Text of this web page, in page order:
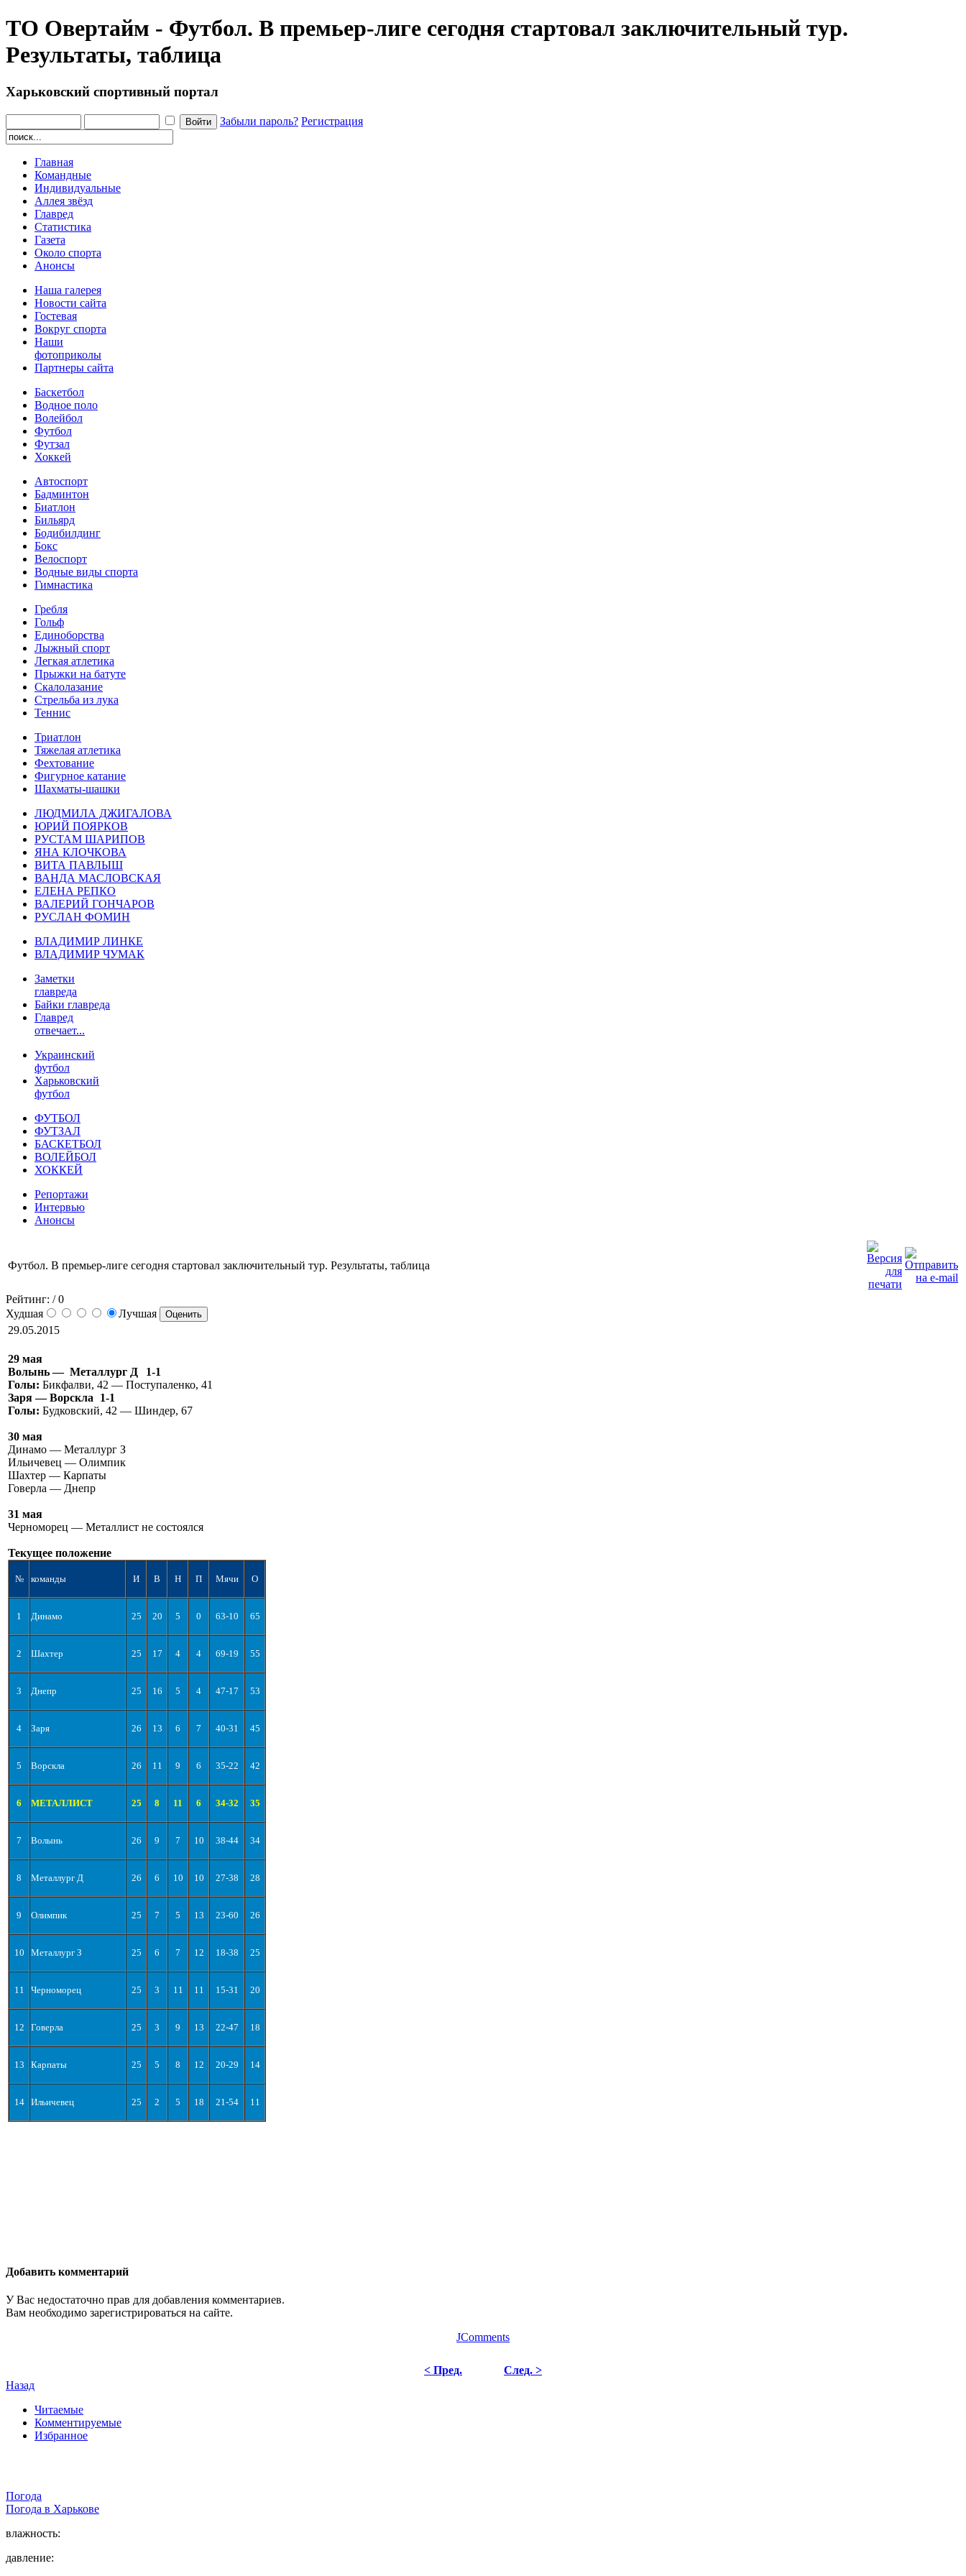
ТО Овертайм - Футбол. В премьер-лиге сегодня стартовал заключительный тур.
Результаты, таблица
Харьковский спортивный портал
Забыли пароль? Регистрация
Главная
Командные
Индивидуальные
Аллея звёзд
Главред
Статистика
Газета
Около спорта
Анонсы
Наша галерея
Новости сайта
Гостевая
Вокруг спорта
Наши
фотоприколы
Партнеры сайта
Баскетбол
Водное поло
Волейбол
Футбол
Футзал
Хоккей
Автоспорт
Бадминтон
Биатлон
Бильярд
Бодибилдинг
Бокс
Велоспорт
Водные виды спорта
Гимнастика
Гребля
Гольф
Единоборства
Лыжный спорт
Легкая атлетика
Прыжки на батуте
Скалолазание
Стрельба из лука
Теннис
Триатлон
Тяжелая атлетика
Фехтование
Фигурное катание
Шахматы-шашки
ЛЮДМИЛА ДЖИГАЛОВА
ЮРИЙ ПОЯРКОВ
РУСТАМ ШАРИПОВ
ЯНА КЛОЧКОВА
ВИТА ПАВЛЫШ
ВАНДА МАСЛОВСКАЯ
ЕЛЕНА РЕПКО
ВАЛЕРИЙ ГОНЧАРОВ
РУСЛАН ФОМИН
ВЛАДИМИР ЛИНКЕ
ВЛАДИМИР ЧУМАК
Заметки
главреда
Байки главреда
Главред
отвечает...
Украинский
футбол
Харьковский
футбол
ФУТБОЛ
ФУТЗАЛ
БАСКЕТБОЛ
ВОЛЕЙБОЛ
ХОККЕЙ
Репортажи
Интервью
Анонсы
Футбол. В премьер-лиге сегодня стартовал заключительный тур. Результаты, таблица
Рейтинг: / 0
Худшая
Лучшая
29.05.2015
29 мая
Волынь — Металлург Д
1-1
Голы: Бикфалви, 42 — Поступаленко, 41
Заря — Ворскла
1-1
Голы: Будковский, 42 — Шиндер, 67
30 мая
Динамо — Металлург З
Ильичевец — Олимпик
Шахтер — Карпаты
Говерла — Днепр
31 мая
Черноморец — Металлист не состоялся
Текущее положение
№ команды И В Н П Мячи О
1 Динамо 25 20 5 0 63-10 65
2 Шахтер 25 17 4 4 69-19 55
3 Днепр 25 16 5 4 47-17 53
4 Заря 26 13 6 7 40-31 45
5 Ворскла 26 11 9 6 35-22 42
6 МЕТАЛЛИСТ 25 8 11 6 34-32 35
7 Волынь 26 9 7 10 38-44 34
8 Металлург Д 26 6 10 10 27-38 28
9 Олимпик 25 7 5 13 23-60 26
10 Металлург З 25 6 7 12 18-38 25
11 Черноморец 25 3 11 11 15-31 20
12 Говерла 25 3 9 13 22-47 18
13 Карпаты 25 5 8 12 20-29 14
14 Ильичевец 25 2 5 18 21-54 11
Добавить комментарий
У Вас недостаточно прав для добавления комментариев.
Вам необходимо зарегистрироваться на сайте.
JComments
< Пред.
След. >
Назад
Читаемые
Комментируемые
Избранное
Погода
Погода в Харькове
влажность:
давление: